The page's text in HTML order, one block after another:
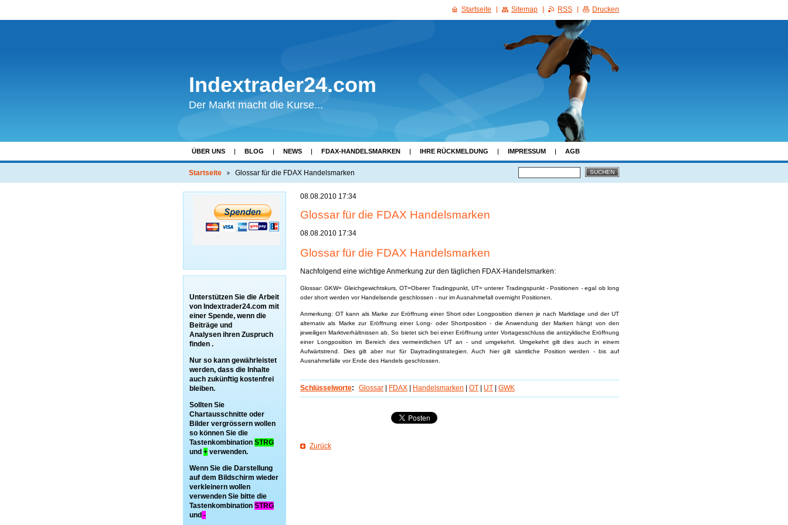
Indextrader24.com
Der Markt macht die Kurse...
ÜBER UNS BLOG NEWS FDAX-HANDELSMARKEN IHRE RÜCKMELDUNG IMPRESSUM AGB
UNSER TEAM
Startseite Glossar für die FDAX Handelsmarken
08.08.2010 17:34
Glossar für die FDAX Handelsmarken
08.08.2010 17:34
Glossar für die FDAX Handelsmarken
Nachfolgend eine wichtige Anmerkung zur den täglichen FDAX-Handelsmarken:
Glossar: GKW= Gleichgewichtskurs, OT=Oberer Tradingpunkt, UT= unterer Tradingspunkt - Positionen - egal ob long
oder short werden vor Handelsende geschlossen - nur im Ausnahmefall overnight Positionen.
Anmerkung: OT kann als Marke zur Eröffnung einer Short oder Longposition dienen je nach Marktlage und der UT
alternativ als Marke zur Eröffnung einer Long- oder Shortposition - die Anwendung der Marken hängt von den
jeweiligen Marktverhältnissen ab. So bietet sich bei einer Eröffnung unter Vortagesschluss die antizyklische Eröffnung
einer Longposition im Bereich des vermeintlichen UT an - und umgekehrt. Umgekehrt gilt dies auch in einem
Aufwärtstrend. Dies gilt aber nur für Daytradingstrategien. Auch hier gilt sämtliche Position werden - bis auf
Ausnahmefälle vor Ende des Handels geschlossen.
Schlüsselworte: Glossar | FDAX | Handelsmarken | OT | UT | GWK
Zurück
Unterstützen Sie die Arbeit
von Indextrader24.com mit
einer Spende, wenn die
Beiträge und
Analysen ihren Zuspruch
finden .
Nur so kann gewährleistet
werden, dass die Inhalte
auch zukünftig kostenfrei
bleiben.
Sollten Sie
Chartausschnitte oder
Bilder vergrössern wollen
so können Sie die
Tastenkombination STRG
und + verwenden.
Wenn Sie die Darstellung
auf dem Bildschirm wieder
verkleinern wollen
verwenden Sie bitte die
Tastenkombination STRG
und -
Startseite Sitemap RSS Drucken